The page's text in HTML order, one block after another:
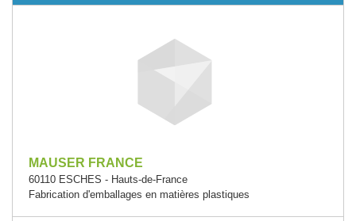
MAUSER FRANCE
60110 ESCHES - Hauts-de-France
Fabrication d'emballages en matières plastiques